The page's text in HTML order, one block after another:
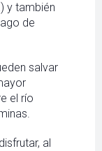
y también
de
salvar
el río
al